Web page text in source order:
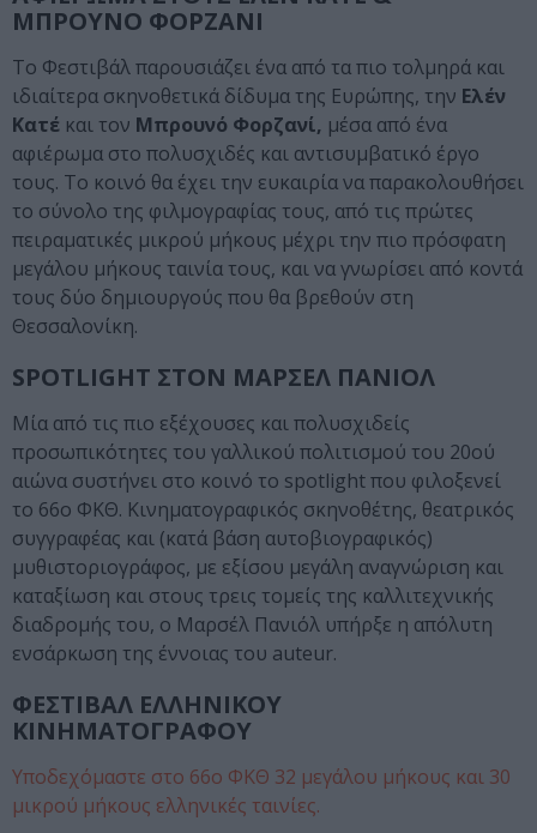
ΜΠΡΟΥΝΟ ΦΟΡΖΑΝΙ
Το Φεστιβάλ παρουσιάζει ένα από τα πιο τολμηρά και
ιδιαίτερα σκηνοθετικά δίδυμα της Ευρώπης, την Ελέν
Κατέ και τον Μπρουνό Φορζανί, μέσα από ένα
αφιέρωμα στο πολυσχιδές και αντισυμβατικό έργο
τους. Το κοινό θα έχει την ευκαιρία να παρακολουθήσει
το σύνολο της φιλμογραφίας τους, από τις πρώτες
πειραματικές μικρού μήκους μέχρι την πιο πρόσφατη
μεγάλου μήκους ταινία τους, και να γνωρίσει από κοντά
τους δύο δημιουργούς που θα βρεθούν στη
Θεσσαλονίκη.
SPOTLIGHT ΣΤΟΝ ΜΑΡΣΕΛ ΠΑΝΙΟΛ
Μία από τις πιο εξέχουσες και πολυσχιδείς
προσωπικότητες του γαλλικού πολιτισμού του 20ού
αιώνα συστήνει στο κοινό το spotlight που φιλοξενεί
το 66ο ΦΚΘ. Κινηματογραφικός σκηνοθέτης, θεατρικός
συγγραφέας και (κατά βάση αυτοβιογραφικός)
μυθιστοριογράφος, με εξίσου μεγάλη αναγνώριση και
καταξίωση και στους τρεις τομείς της καλλιτεχνικής
διαδρομής του, ο Μαρσέλ Πανιόλ υπήρξε η απόλυτη
ενσάρκωση της έννοιας του auteur.
ΦΕΣΤΙΒΑΛ ΕΛΛΗΝΙΚΟΥ
ΚΙΝΗΜΑΤΟΓΡΑΦΟΥ
Υποδεχόμαστε στο 66ο ΦΚΘ 32 μεγάλου μήκους και 30
μικρού μήκους ελληνικές ταινίες.